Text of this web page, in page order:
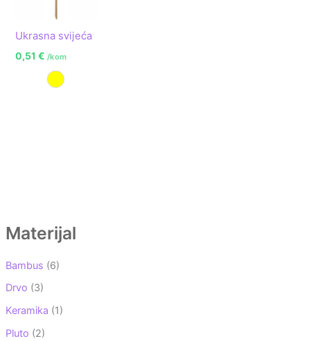
Materijal
Bambus (6)
Drvo (3)
Keramika (1)
Pluto (2)
Ukrasna svijeća
0,51€ /kom
Žuta